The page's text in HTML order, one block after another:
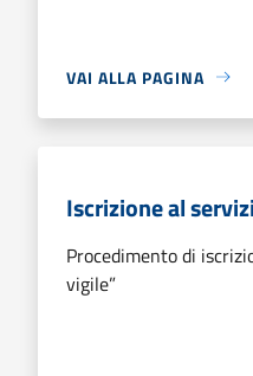
VAI ALLA PAGINA
Iscrizione al
Procedimento di
vigile”